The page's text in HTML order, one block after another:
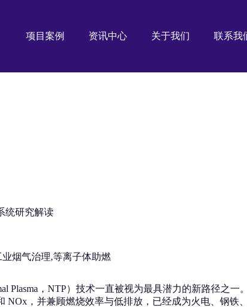
项目案例 资讯中心 关于我们 联系我
统研究解读
烟气治理,等离子体助燃
Plasma，NTP）技术一直被视为最具潜力的新路径之
，并兼顾燃烧效率与低排放，已经成为火电、钢